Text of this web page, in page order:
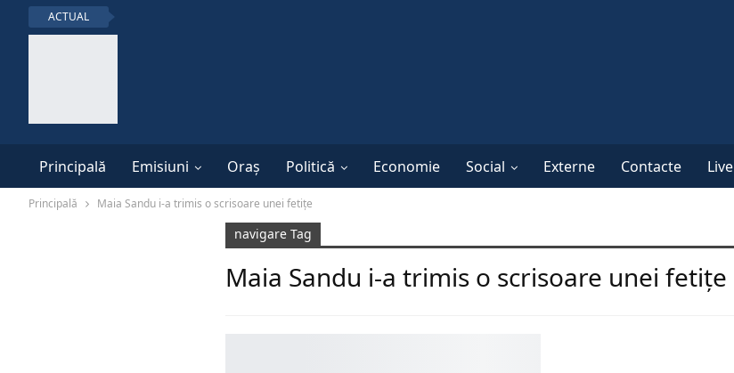
ACTUAL
Principală Emisiuni Oraș Politică Economie Social Externe Contacte Live
Principală Maia Sandu i-a trimis o scrisoare unei fetițe
navigare Tag
Maia Sandu i-a trimis o scrisoare unei fetițe